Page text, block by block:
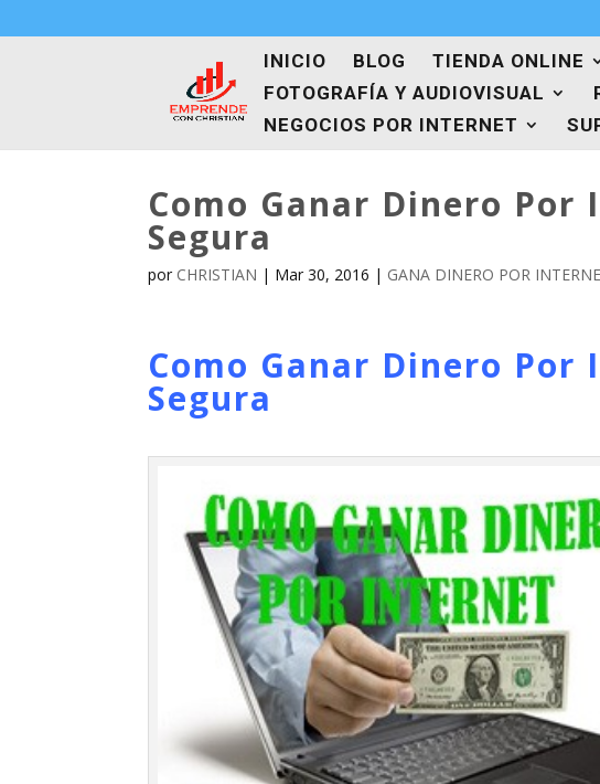
INICIO BLOG TIENDA ONLINE
FOTOGRAFÍA Y AUDIOVISUAL
NEGOCIOS POR INTERNET
Como Ganar Dinero Por
Segura
por CHRISTIAN | Mar 30, 2016 | GANA DINERO POR
Como Ganar Dinero Por
Segura